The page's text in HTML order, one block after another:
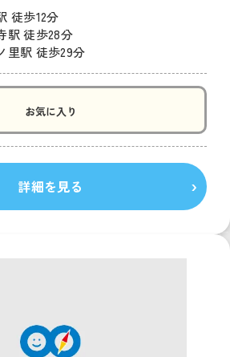
徒歩12分
駅 徒歩28分
里駅 徒歩29分
お気に入り
詳細を見る